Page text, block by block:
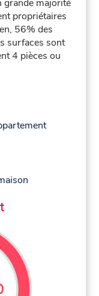
grande majorité
propriétaires
56% des
surfaces sont
4 pièces ou